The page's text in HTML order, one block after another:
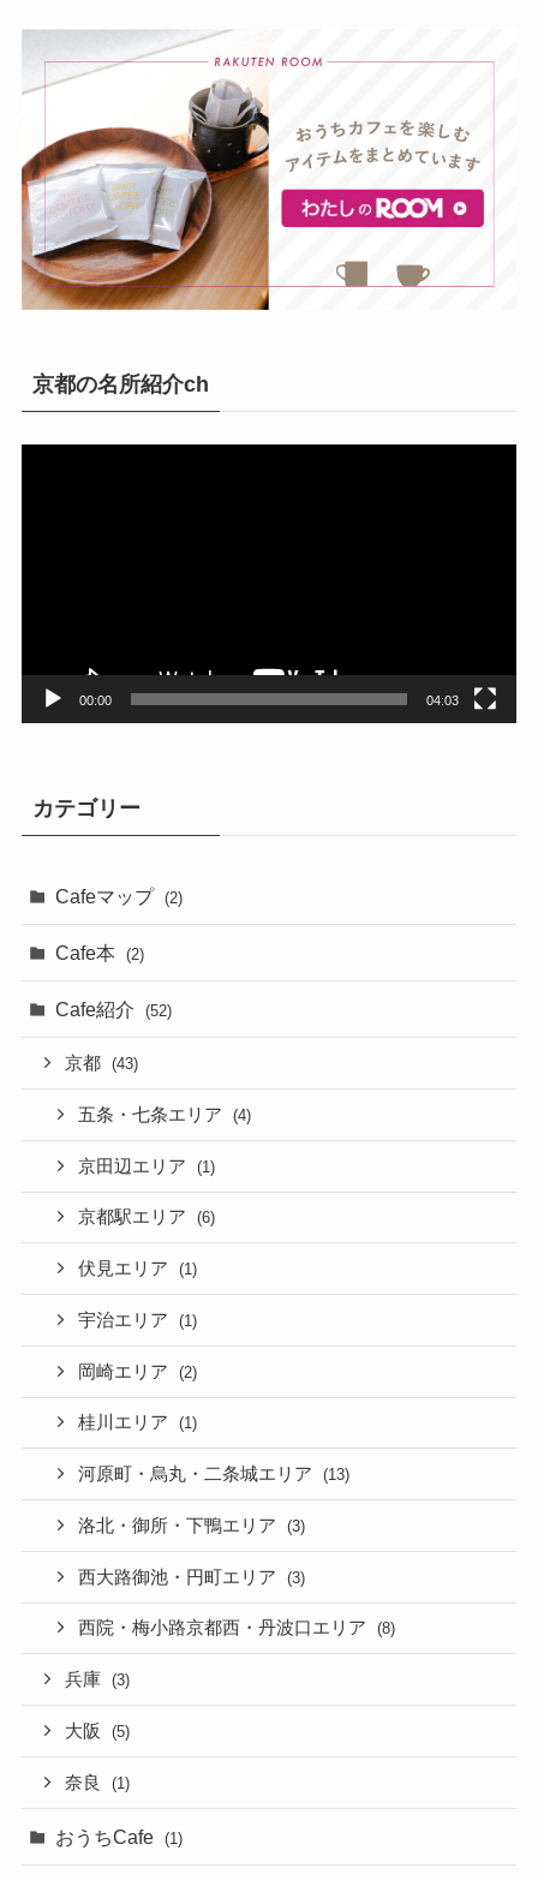
京都の名所紹介ch
00:00 04:03
カテゴリー
Cafeマップ (2)
Cafe本 (2)
Cafe紹介 (52)
京都 (43)
五条・七条エリア (4)
京田辺エリア (1)
京都駅エリア (6)
伏見エリア (1)
宇治エリア (1)
岡崎エリア (2)
桂川エリア (1)
河原町・烏丸・二条城エリア (13)
洛北・御所・下鴨エリア (3)
西大路御池・円町エリア (3)
西院・梅小路京都西・丹波口エリア (8)
兵庫 (3)
大阪 (5)
奈良 (1)
おうちCafe (1)